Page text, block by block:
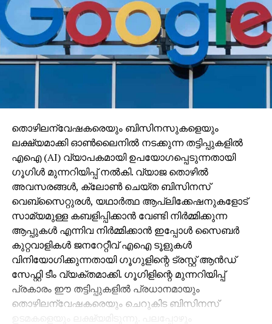
തൊഴിലന്വേഷകരെയും ബിസിനസുകളെയും
ലക്ഷ്യമാക്കി ഓണ്‍ലൈനില്‍ നടക്കുന്ന തട്ടിപ്പുകളില്‍
എഐ (AI) വ്യാപകമായി ഉപയോഗപ്പെടുന്നതായി
ഗൂഗിള്‍ മുന്നറിയിപ്പ് നല്‍കി. വ്യാജ തൊഴില്‍
അവസരങ്ങള്‍, ക്ലോണ്‍ ചെയ്ത ബിസിനസ്
വെബ്‌സൈറ്റുരള്‍, യഥാര്‍ത്ഥ ആപ്ലിക്കേഷനുകളോട്
സാമ്യമുള്ള കബളിപ്പിക്കാന്‍ വേണ്ടി നിര്‍മ്മിക്കുന്ന
ആപ്പുകള്‍ എന്നിവ നിര്‍മ്മിക്കാന്‍ ഇപ്പോള്‍ സൈബര്‍
കുറ്റവാളികള്‍ ജനറേറ്റീവ് എഐ ടൂളുകള്‍
വിനിയോഗിക്കുന്നതായി ഗൂഗുളിന്റെ ട്രസ്റ്റ് ആന്‍ഡ്
സേഫ്റ്റി ടീം വ്യക്തമാക്കി. ഗൂഗിളിന്റെ മുന്നറിയിപ്പ്
പ്രകാരം ഈ തട്ടിപ്പുകളില്‍ പ്രധാനമായും
തൊഴിലന്വേഷകരെയും ചെറുകിട ബിസിനസ്